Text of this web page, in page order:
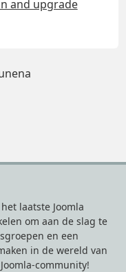
and upgrade
laatste Joomla
om aan de slag te
en een
in de wereld van
community!